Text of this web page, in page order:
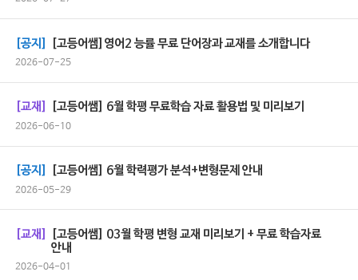
[공지] [고등어쌤]영어2 능률 무료 단어장과 교재를 소개합니다
2026-07-25
[교재] [고등어쌤] 6월 학평 무료학습 자료 활용법 및 미리보기
2026-06-10
[공지] [고등어쌤] 6월 학력평가 분석+변형문제 안내
2026-05-29
[교재]
[고등어쌤] 03월 학평 변형 교재 미리보기 + 무료 학습자료
안내
2026-04-01